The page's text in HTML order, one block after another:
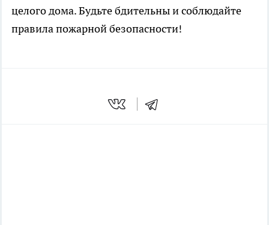
целого дома. Будьте бдительны и соблюдайте
правила пожарной безопасности!